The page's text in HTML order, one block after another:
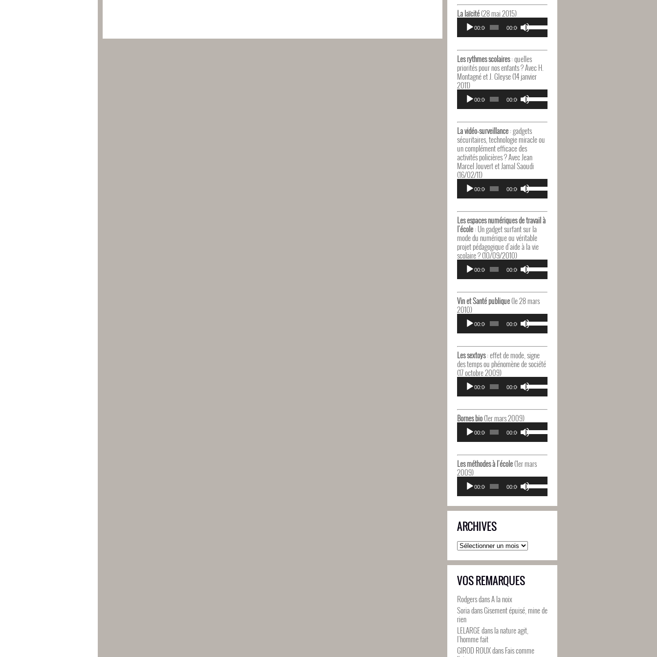
augmenter
ou
diminuer
volume.
La laïcité(28 mai 2015)
Lecteur
audio
00:00 00:00
Utilisez
les
flèches
pour
augmenter
ou
le
volume.
Les rythmes scolaires: quelles
priorités pour nos enfants ? Avec H.
Montagné et J. Gleyse (14 janvier
2011)
Lecteur
audio
00:00 00:00
Utilisez
les
flèches
pour
augmenter
ou
diminuer
le
La vidéo-surveillance: gadgets
sécuritaires, technologie miracle ou
un complément efficace des
activités policières ? Avec Jean
Marcel Jouvert et Jamal Saoudi
(16/02/11)
Lecteur
audio
00:00 00:00
Utilisez
les
flèches
pour
augmenter
ou
diminuer
volume.
Les espaces numériques de travail à
l'école: Un gadget surfant sur la
mode du numérique ou véritable
projet pédagogique d'aide à la vie
scolaire ? (10/09/2010)
Lecteur
audio
00:00 00:00
Utilisez
les
flèches
pour
ou
diminuer
le
Vin et Santé publique(le 28 mars
2010)
Lecteur
audio
00:00 00:00
Utilisez
les
flèches
pour
augmenter
diminuer
le
volume.
Les sextoys: effet de mode, signe
des temps ou phénomène de société
(17 octobre 2009)
Lecteur
audio
00:00 00:00
Utilisez
les
flèches
augmenter
ou
diminuer
Bornes bio(1er mars 2009)
Lecteur
audio
00:00 00:00
Utilisez
les
flèches
pour
ou
diminuer
le
volume.
Les méthodes à l'école(1er mars
2009)
Lecteur
audio
00:00 00:00
Utilisez
les
flèches
haut/bas
diminuer
le
volume.
ARCHIVES
Archives
VOS REMARQUES
RodgersdansA la noix
SoriadansGisement épuisé, mine de
rien
LELARGEdansla nature agit,
l’homme fait
GIROD ROUXdansFais comme